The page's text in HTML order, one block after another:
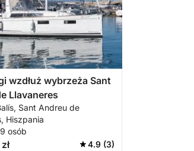
wzdłuż wybrzeża Sant
Llavaneres
Sant Andreu de
Hiszpania
osób
4.9 (3)